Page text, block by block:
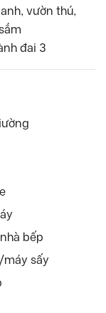
vườn thú,
đai 3
bếp
sấy